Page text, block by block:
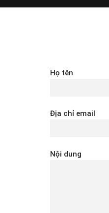
Họ tên
Địa chỉ email
Nội dung